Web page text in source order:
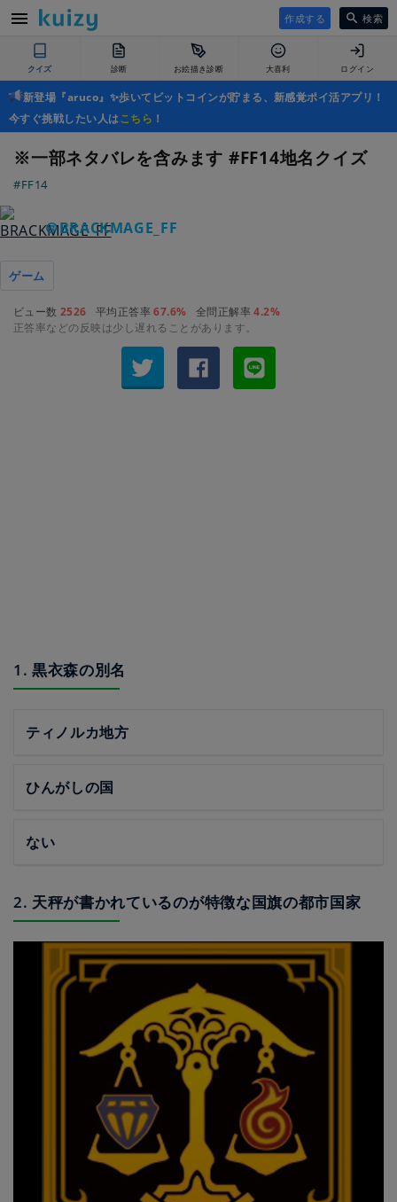
作成する 検索
クイズ 診断 お絵描き診断 大喜利 ログイン
新登場『aruco』✨歩いてビットコインが貯まる、新感覚ポイ活アプリ！
今すぐ挑戦したい人はこちら ！
※一部ネタバレを含みます #FF14地名クイズ
#FF14
＠BRACKMAGE_FF
ゲーム
ビュー数 2526 平均正答率67.6% 全問正解率4.2%
正答率などの反映は少し遅れることがあります。
1. 黒衣森の別名
ティノルカ地方
ひんがしの国
ない
2. 天秤が書かれているのが特徴な国旗の都市国家